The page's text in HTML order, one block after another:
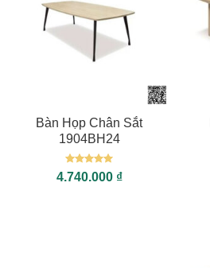
Bàn Họp Chân Sắt
1904BH24
Được xếp
hạng55
4.740.000 ₫